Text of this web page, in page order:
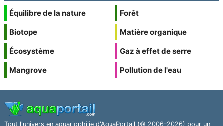
Équilibre de la nature
Biotope
Écosystème
Mangrove
Forêt
Matière organique
Gaz à effet de serre
Pollution de l'eau
Tout l'univers en aquariophilie d'AquaPortail (© 2006–2026) pour un